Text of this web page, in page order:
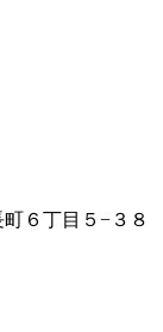
６丁目５−３８